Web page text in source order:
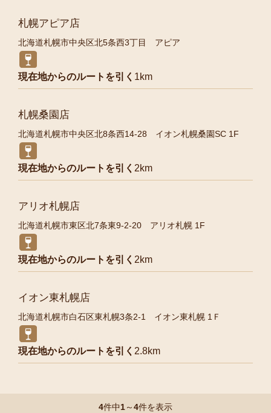
札幌アピア店
北海道札幌市中央区北5条西3丁目 アピア
現在地からのルートを引く 1km
札幌桑園店
北海道札幌市中央区北8条西14-28 イオン札幌桑園SC 1F
現在地からのルートを引く 2km
アリオ札幌店
北海道札幌市東区北7条東9-2-20 アリオ札幌 1F
現在地からのルートを引く 2km
イオン東札幌店
北海道札幌市白石区東札幌3条2-1 イオン東札幌 1Ｆ
現在地からのルートを引く 2.8km
4件中1～4件を表示